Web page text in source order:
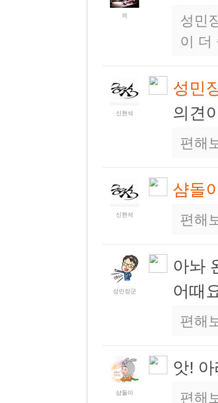
믜
성민
이 더
신현석
성민
의견
편해
신현석
샴돌
편해
성민장군
아놔
어때
편해
샴돌이
앗!
편해